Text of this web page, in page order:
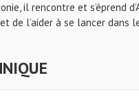
il rencontre et s’éprend
de l’aider à se lancer dans